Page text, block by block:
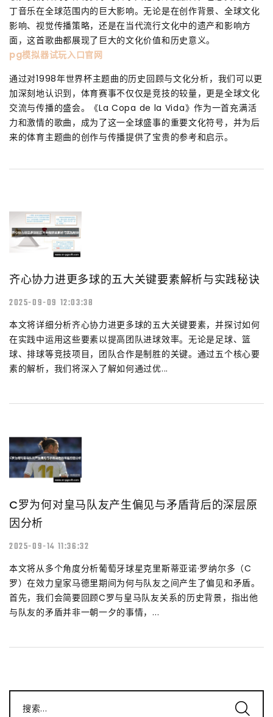
丁音乐在全球范围内的巨大影响。无论是在创作背景、全球文化
影响、视觉传播策略，还是在当代流行文化中的遗产和影响方
面，这首歌曲都展现了巨大的文化价值和历史意义。
pg模拟器试玩入口官网
通过对1998年世界杯主题曲的历史回顾与文化分析，我们可以更
加深刻地认识到，体育赛事不仅仅是竞技的较量，更是全球文化
交流与传播的盛会。《La Copa de la Vida》作为一首充满活
力和激情的歌曲，成为了这一全球盛事的重要文化符号，并为后
来的体育主题曲的创作与传播提供了宝贵的参考和启示。
齐心协力进更多球的五大关键要素解析与实践秘诀
2025-09-09 12:03:38
本文将详细分析齐心协力进更多球的五大关键要素，并探讨如何
在实践中运用这些要素以提高团队进球效率。无论是足球、篮
球、排球等竞技项目，团队合作是制胜的关键。通过五个核心要
素的解析，我们将深入了解如何通过优...
C罗为何对皇马队友产生偏见与矛盾背后的深层原
因分析
2025-09-14 11:36:32
本文将从多个角度分析葡萄牙球星克里斯蒂亚诺·罗纳尔多（C
罗）在效力皇家马德里期间为何与队友之间产生了偏见和矛盾。
首先，我们会简要回顾C罗与皇马队友关系的历史背景，指出他
与队友的矛盾并非一朝一夕的事情，...
搜索...